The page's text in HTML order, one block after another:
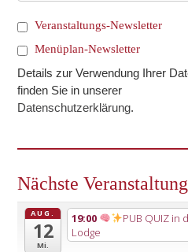
Veranstaltungs-Newsletter
Menüplan-Newsletter
Details zur Verwendung Ihrer
finden Sie in unserer
Datenschutzerklärung.
Nächste
AUG.
12
Mi.
19:00 PUB QUIZ in
Lodge